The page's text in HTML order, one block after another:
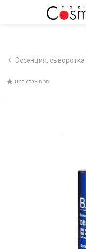
Эссенция, сыворотка
нет отзывов